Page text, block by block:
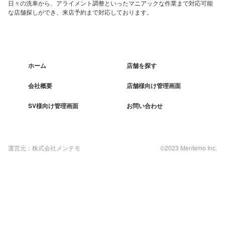
日々の洗車から、アライメント調整といったマニアックな作業まで対応可能
な店舗探しができ、来店予約まで対応しております。
ホーム 店舗を探す
会社概要 店舗様向け管理画面
SV様向け管理画面 お問い合わせ
運営元：株式会社メンテモ ©2023 Mentemo Inc.